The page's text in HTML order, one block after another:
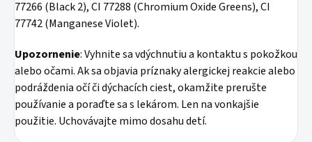
77266 (Black 2), CI 77288 (Chromium Oxide Greens), CI
77742 (Manganese Violet).
Upozornenie: Vyhnite sa vdýchnutiu a kontaktu s pokožkou
alebo očami. Ak sa objavia príznaky alergickej reakcie alebo
podráždenia očí či dýchacích ciest, okamžite prerušte
používanie a poraďte sa s lekárom. Len na vonkajšie
použitie. Uchovávajte mimo dosahu detí.